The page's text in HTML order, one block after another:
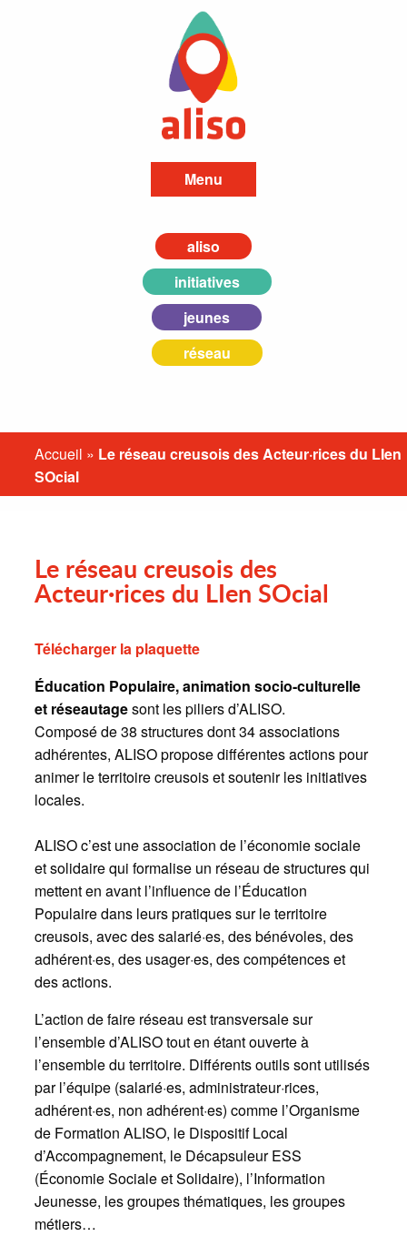
Menu
aliso
initiatives
jeunes
réseau
Accueil » Le réseau creusois des Acteur·rices du LIen
SOcial
Le réseau creusois des
Acteur·rices du LIen SOcial
Télécharger la plaquette
Éducation Populaire, animation socio-culturelle
et réseautagesont les piliers d’ALISO.
Composé de 38 structures dont 34 associations
adhérentes, ALISO propose différentes actions pour
animer le territoire creusois et soutenir les initiatives
locales.
ALISO c’est une association de l’économie sociale
et solidaire qui formalise un réseau de structures qui
mettent en avant l’influence de l’Éducation
Populaire dans leurs pratiques sur le territoire
creusois, avec des salarié·es, des bénévoles, des
adhérent·es, des usager·es, des compétences et
des actions.
L’action de faire réseau est transversale sur
l’ensemble d’ALISO tout en étant ouverte à
l’ensemble du territoire. Différents outils sont utilisés
par l’équipe (salarié·es, administrateur·rices,
adhérent·es, non adhérent·es) comme l’Organisme
de Formation ALISO, le Dispositif Local
d’Accompagnement, le Décapsuleur ESS
(Économie Sociale et Solidaire), l’Information
Jeunesse, les groupes thématiques, les groupes
métiers…